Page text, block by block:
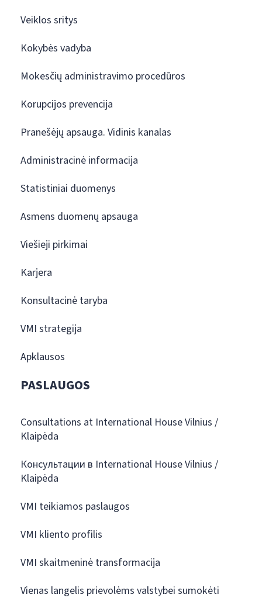
Veiklos sritys
Kokybės vadyba
Mokesčių administravimo procedūros
Korupcijos prevencija
Pranešėjų apsauga. Vidinis kanalas
Administracinė informacija
Statistiniai duomenys
Asmens duomenų apsauga
Viešieji pirkimai
Karjera
Konsultacinė taryba
VMI strategija
Apklausos
PASLAUGOS
Consultations at International House Vilnius /
Klaipėda
Консультации в International House Vilnius /
Klaipėda
VMI teikiamos paslaugos
VMI kliento profilis
VMI skaitmeninė transformacija
Vienas langelis prievolėms valstybei sumokėti